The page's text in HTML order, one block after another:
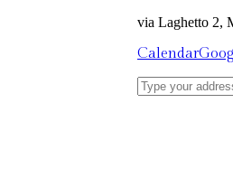
via Laghetto 2,
Calendar